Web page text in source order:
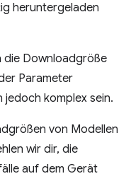
heruntergeladen
die Downloadgröße
Parameter
komplex sein.
von Modellen
wir dir, die
auf dem Gerät